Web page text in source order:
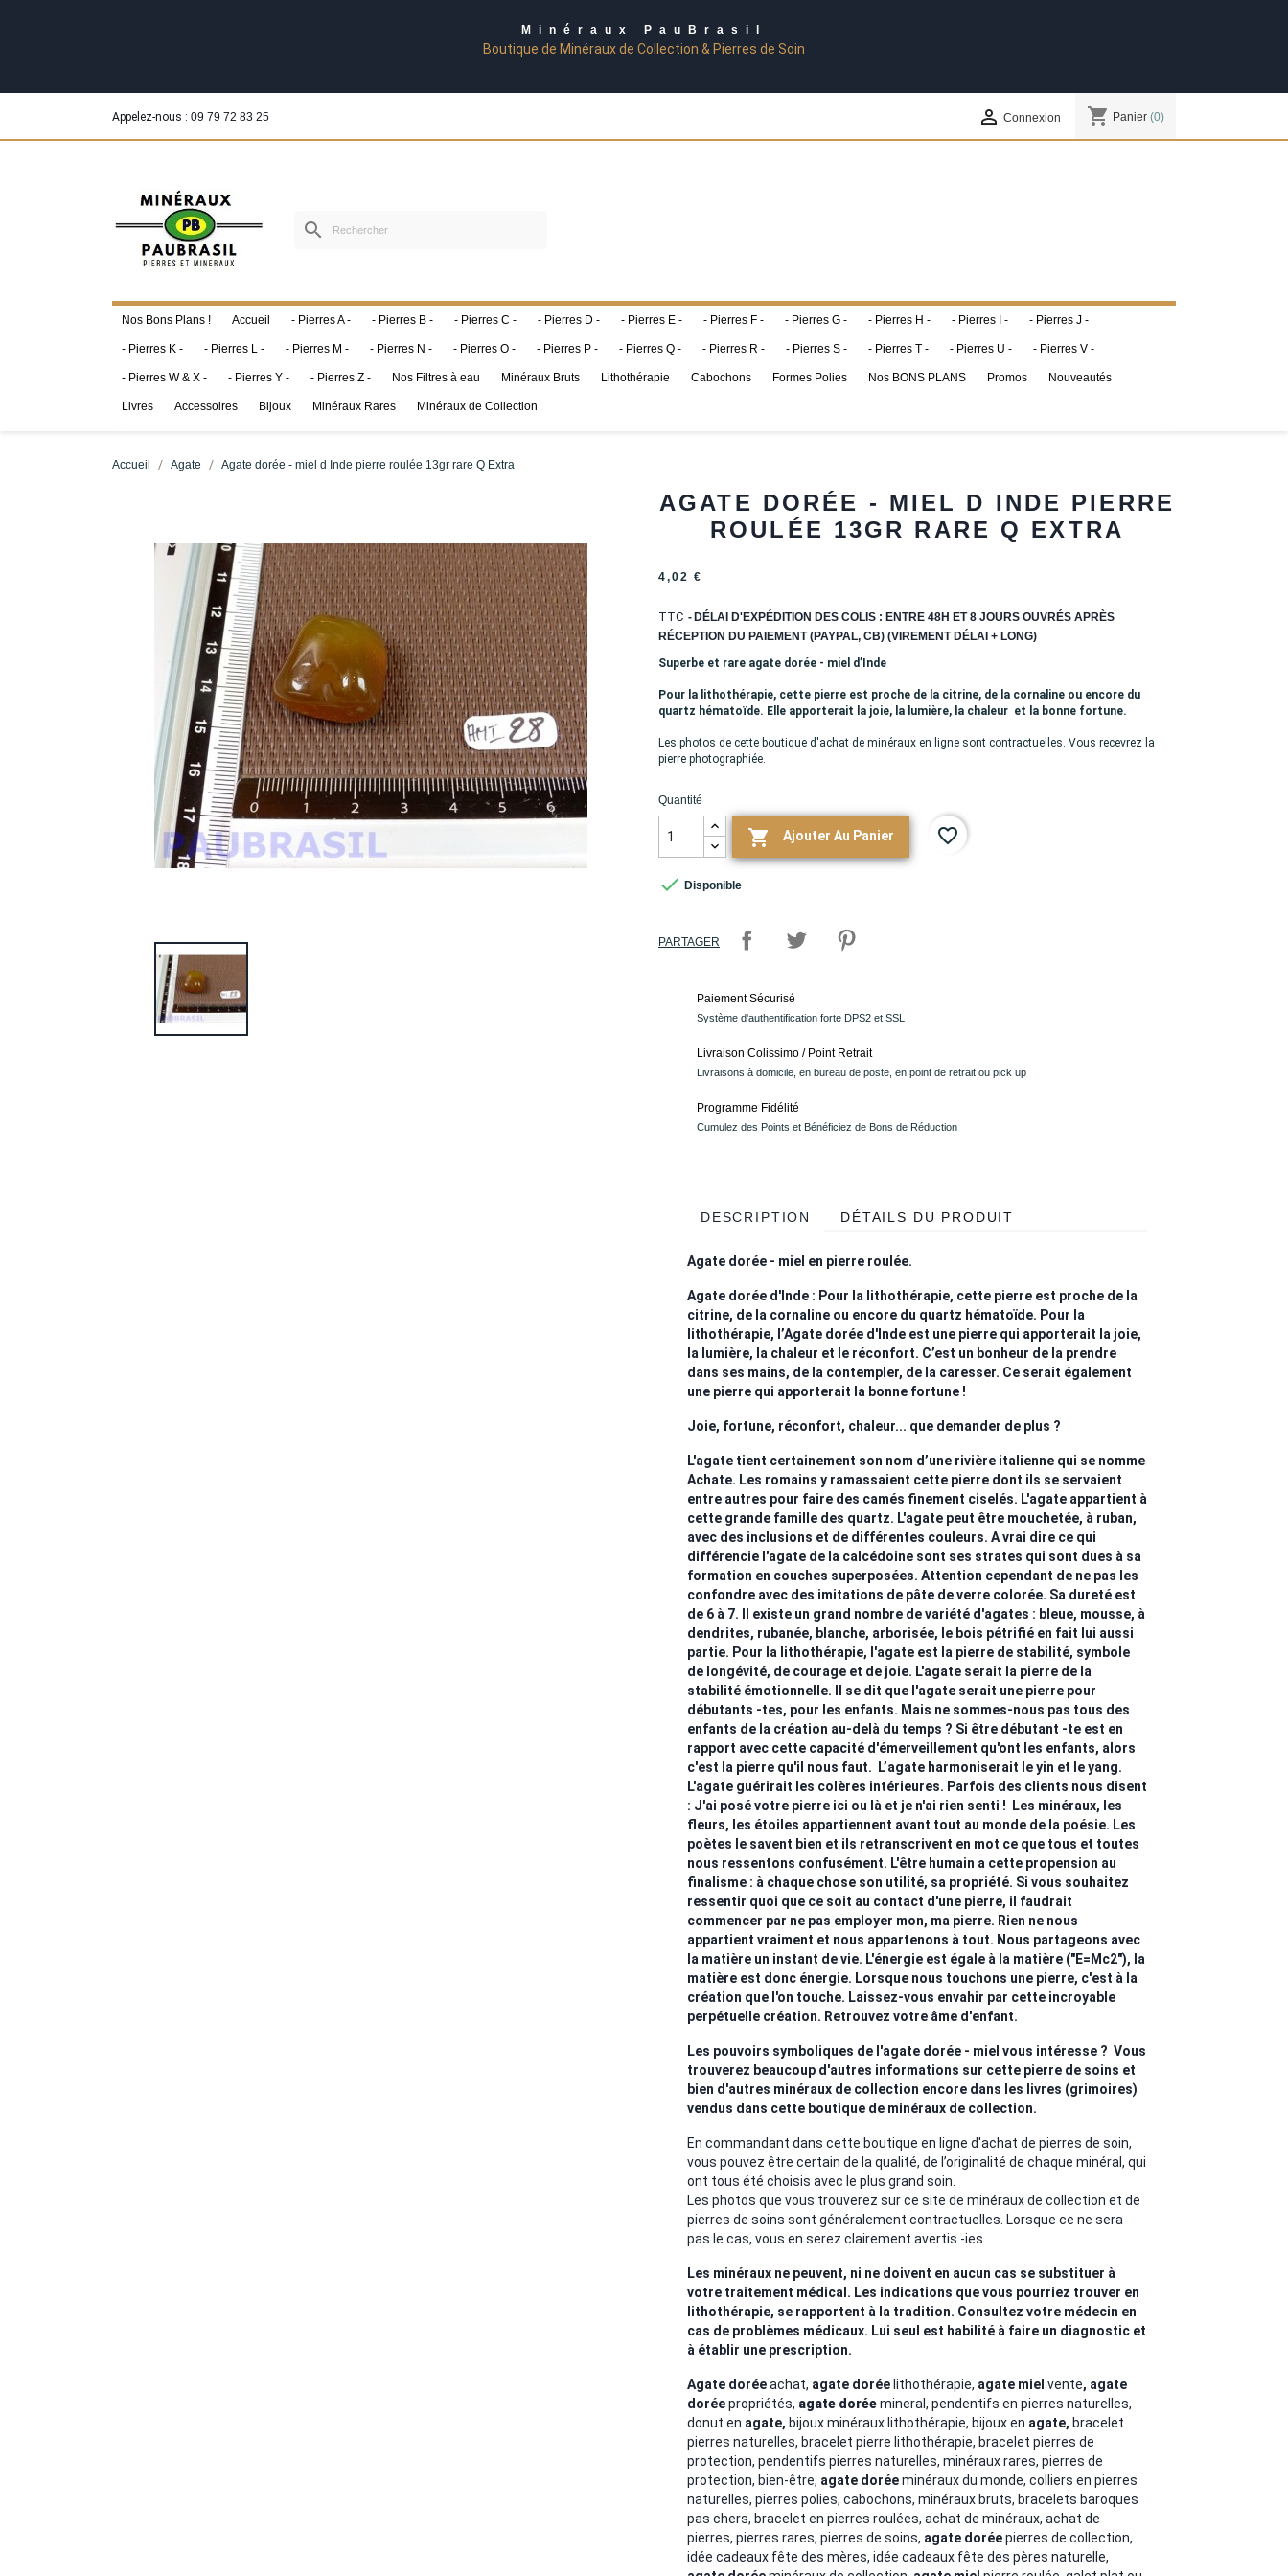
Minéraux PauBrasil
Boutique de Minéraux de Collection & Pierres de Soin
Appelez-nous : 09 79 72 83 25  Connexion shopping_cart Panier (0)
search
Nos Bons Plans ! Accueil - Pierres A - - Pierres B - - Pierres C - - Pierres D - - Pierres E - - Pierres F - - Pierres G - - Pierres H - - Pierres I - - Pierres J -
- Pierres K - - Pierres L - - Pierres M - - Pierres N - - Pierres O - - Pierres P - - Pierres Q - - Pierres R - - Pierres S - - Pierres T - - Pierres U - - Pierres V -
- Pierres W & X - - Pierres Y - - Pierres Z - Nos Filtres à eau Minéraux Bruts Lithothérapie Cabochons Formes Polies Nos BONS PLANS Promos Nouveautés
Livres Accessoires Bijoux Minéraux Rares Minéraux de Collection
Accueil Agate Agate dorée - miel d Inde pierre roulée 13gr rare Q Extra
AGATE DORÉE - MIEL D INDE PIERRE
ROULÉE 13GR RARE Q EXTRA
4,02 €
TTC
DÉLAI D'EXPÉDITION DES COLIS : ENTRE 48H ET 8 JOURS OUVRÉS APRÈS
RÉCEPTION DU PAIEMENT (PAYPAL, CB) (VIREMENT DÉLAI + LONG)
Superbe et rare agate dorée - miel d’Inde
Pour la lithothérapie, cette pierre est proche de la citrine, de la cornaline ou encore du
quartz hématoïde. Elle apporterait la joie, la lumière, la chaleur et la bonne fortune.
Les photos de cette boutique d'achat de minéraux en ligne sont contractuelles. Vous recevrez la
pierre photographiée.
Quantité
 Ajouter Au Panier favorite_border
 Disponible
PARTAGER
Paiement Sécurisé
Système d'authentification forte DPS2 et SSL
Livraison Colissimo / Point Retrait
Livraisons à domicile, en bureau de poste, en point de retrait ou pick up
Programme Fidélité
Cumulez des Points et Bénéficiez de Bons de Réduction
DESCRIPTION DÉTAILS DU PRODUIT
Agate dorée - miel en pierre roulée.
Agate dorée d'Inde : Pour la lithothérapie, cette pierre est proche de la
citrine, de la cornaline ou encore du quartz hématoïde. Pour la
lithothérapie, l’Agate dorée d'Inde est une pierre qui apporterait la joie,
la lumière, la chaleur et le réconfort. C’est un bonheur de la prendre
dans ses mains, de la contempler, de la caresser. Ce serait également
une pierre qui apporterait la bonne fortune !
Joie, fortune, réconfort, chaleur... que demander de plus ?
L'agate tient certainement son nom d’une rivière italienne qui se nomme
Achate. Les romains y ramassaient cette pierre dont ils se servaient
entre autres pour faire des camés finement ciselés. L'agate appartient à
cette grande famille des quartz. L'agate peut être mouchetée, à ruban,
avec des inclusions et de différentes couleurs. A vrai dire ce qui
différencie l'agate de la calcédoine sont ses strates qui sont dues à sa
formation en couches superposées. Attention cependant de ne pas les
confondre avec des imitations de pâte de verre colorée. Sa dureté est
de 6 à 7. Il existe un grand nombre de variété d'agates : bleue, mousse, à
dendrites, rubanée, blanche, arborisée, le bois pétrifié en fait lui aussi
partie. Pour la lithothérapie, l'agate est la pierre de stabilité, symbole
de longévité, de courage et de joie. L'agate serait la pierre de la
stabilité émotionnelle. Il se dit que l'agate serait une pierre pour
débutants -tes, pour les enfants. Mais ne sommes-nous pas tous des
enfants de la création au-delà du temps ? Si être débutant -te est en
rapport avec cette capacité d'émerveillement qu'ont les enfants, alors
c'est la pierre qu'il nous faut. L’agate harmoniserait le yin et le yang.
L'agate guérirait les colères intérieures. Parfois des clients nous disent
: J'ai posé votre pierre ici ou là et je n'ai rien senti ! Les minéraux, les
fleurs, les étoiles appartiennent avant tout au monde de la poésie. Les
poètes le savent bien et ils retranscrivent en mot ce que tous et toutes
nous ressentons confusément. L'être humain a cette propension au
finalisme : à chaque chose son utilité, sa propriété. Si vous souhaitez
ressentir quoi que ce soit au contact d'une pierre, il faudrait
commencer par ne pas employer mon, ma pierre. Rien ne nous
appartient vraiment et nous appartenons à tout. Nous partageons avec
la matière un instant de vie. L'énergie est égale à la matière ("E=Mc2"), la
matière est donc énergie. Lorsque nous touchons une pierre, c'est à la
création que l'on touche. Laissez-vous envahir par cette incroyable
perpétuelle création. Retrouvez votre âme d'enfant.
Les pouvoirs symboliques de l'agate dorée - miel vous intéresse ? Vous
trouverez beaucoup d'autres informations sur cette pierre de soins et
bien d'autres minéraux de collection encore dans les livres (grimoires)
vendus dans cette boutique de minéraux de collection.
En commandant dans cette boutique en ligne d'achat de pierres de soin,
vous pouvez être certain de la qualité, de l’originalité de chaque minéral, qui
ont tous été choisis avec le plus grand soin.
Les photos que vous trouverez sur ce site de minéraux de collection et de
pierres de soins sont généralement contractuelles. Lorsque ce ne sera
pas le cas, vous en serez clairement avertis -ies.
Les minéraux ne peuvent, ni ne doivent en aucun cas se substituer à
votre traitement médical. Les indications que vous pourriez trouver en
lithothérapie, se rapportent à la tradition. Consultez votre médecin en
cas de problèmes médicaux. Lui seul est habilité à faire un diagnostic et
à établir une prescription.
Agate doréeachat, agate dorée lithothérapie, agate miel vente, agate
doréepropriétés, agate doréemineral, pendentifs en pierres naturelles,
donut en agate, bijoux minéraux lithothérapie, bijoux en agate, bracelet
pierres naturelles, bracelet pierre lithothérapie, bracelet pierres de
protection, pendentifs pierres naturelles, minéraux rares, pierres de
protection, bien-être, agate doréeminéraux du monde, colliers en pierres
naturelles, pierres polies, cabochons, minéraux bruts, bracelets baroques
pas chers, bracelet en pierres roulées, achat de minéraux, achat de
pierres, pierres rares, pierres de soins, agate doréepierres de collection,
idée cadeaux fête des mères, idée cadeaux fête des pères naturelle,